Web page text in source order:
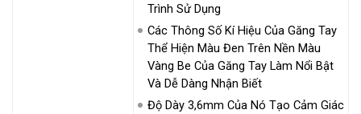
Trình Sử Dụng
Các Thông Số Kí Hiệu Của Găng Tay
Thể Hiện Màu Đen Trên Nền Màu
Vàng Be Của Găng Tay Làm Nổi Bật
Và Dễ Dàng Nhận Biết
Độ Dày 3,6mm Của Nó Tạo Cảm Giác